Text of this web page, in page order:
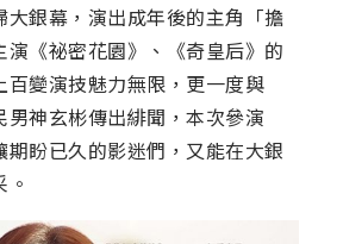
大銀幕，演出成年後的主角「擔
演《祕密花園》、《奇皇后》的
百變演技魅力無限，更一度與
男神玄彬傳出緋聞，本次參演
期盼已久的影迷們，又能在大銀